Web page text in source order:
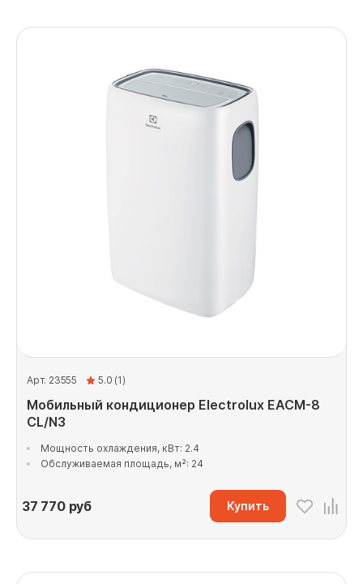
Арт. 23555 5.0 (1)
Мобильный кондиционер Electrolux EACM-8
CL/N3
Мощность охлаждения, кВт: 2.4
Обслуживаемая площадь, м²: 24
37 770руб Купить